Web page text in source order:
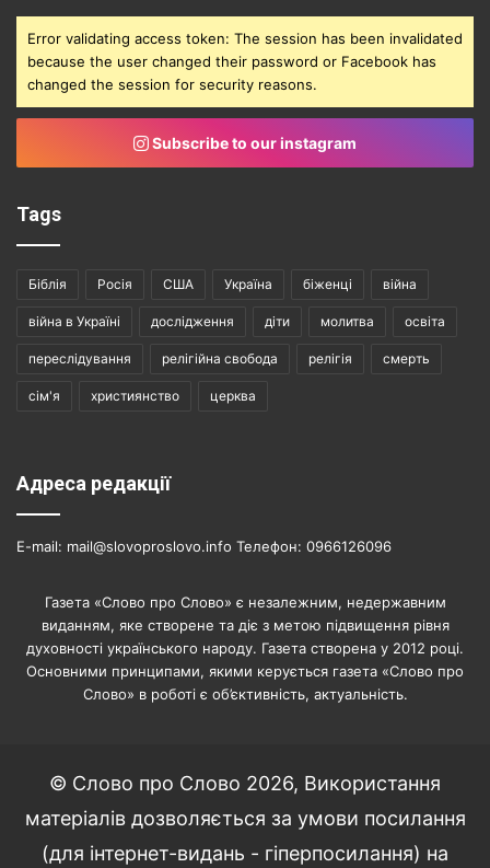
Error validating access token: The session has been invalidated
because the user changed their password or Facebook has
changed the session for security reasons.
Subscribe to our instagram
Tags
Біблія Росія США Україна біженці війна
війна в Україні дослідження діти молитва освіта
переслідування релігійна свобода релігія смерть
сім'я християнство церква
Адреса редакції
E-mail: mail@slovoproslovo.info Телефон: 0966126096
Газета «Слово про Слово» є незалежним, недержавним
виданням, яке створене та діє з метою підвищення рівня
духовності українського народу. Газета створена у 2012 році.
Основними принципами, якими керується газета «Слово про
Слово» в роботі є об’єктивність, актуальність.
© Слово про Слово 2026, Використання
матеріалів дозволяється за умови посилання
(для інтернет-видань - гіперпосилання) на